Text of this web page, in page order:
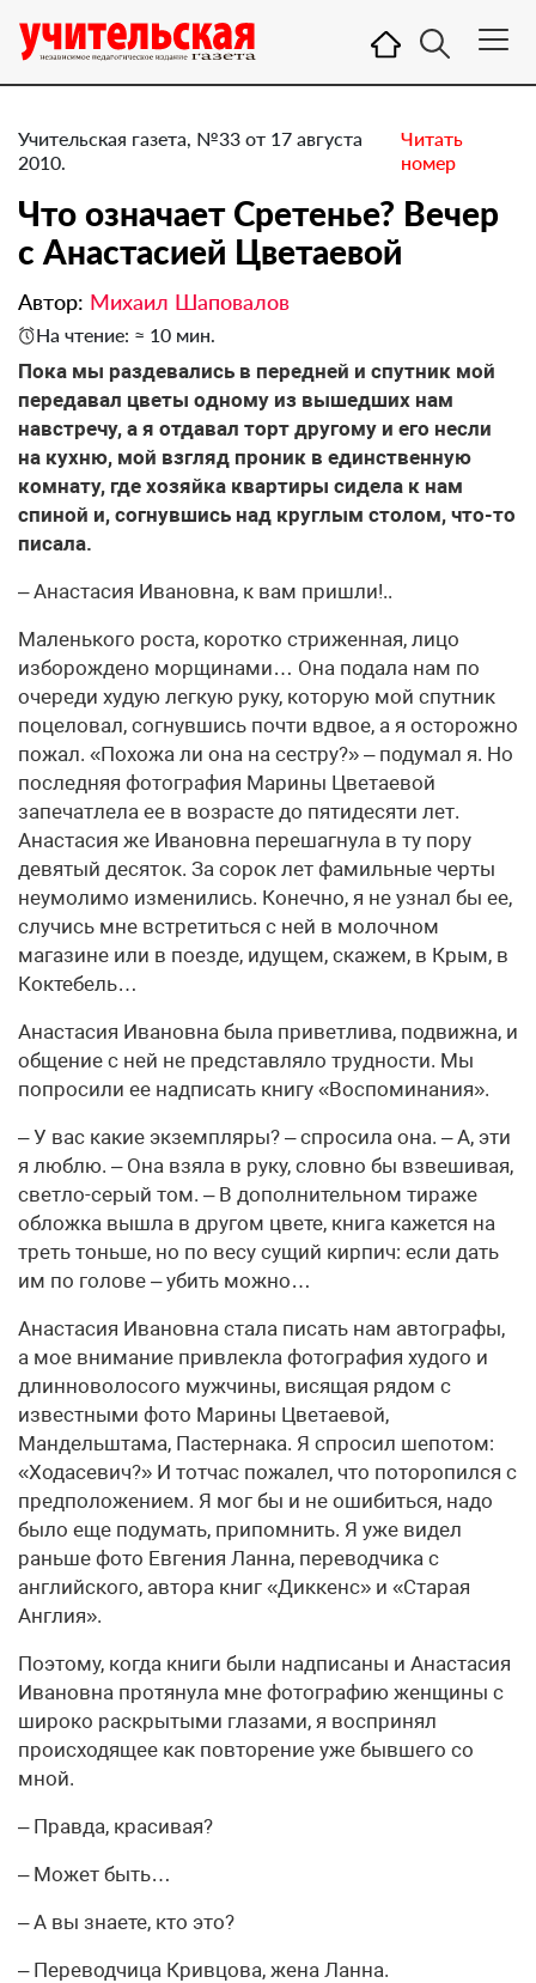
Учительская газета, №33 от 17 августа
2010.
Читать
номер
Что означает Сретенье? Вечер
с Анастасией Цветаевой
Автор: Михаил Шаповалов
На чтение: ≈ 10 мин.
Пока мы раздевались в передней и спутник мой
передавал цветы одному из вышедших нам
навстречу, а я отдавал торт другому и его несли
на кухню, мой взгляд проник в единственную
комнату, где хозяйка квартиры сидела к нам
спиной и, согнувшись над круглым столом, что-то
писала.
– Анастасия Ивановна, к вам пришли!..
Маленького роста, коротко стриженная, лицо
изборождено морщинами… Она подала нам по
очереди худую легкую руку, которую мой спутник
поцеловал, согнувшись почти вдвое, а я осторожно
пожал. «Похожа ли она на сестру?» – подумал я. Но
последняя фотография Марины Цветаевой
запечатлела ее в возрасте до пятидесяти лет.
Анастасия же Ивановна перешагнула в ту пору
девятый десяток. За сорок лет фамильные черты
неумолимо изменились. Конечно, я не узнал бы ее,
случись мне встретиться с ней в молочном
магазине или в поезде, идущем, скажем, в Крым, в
Коктебель…
Анастасия Ивановна была приветлива, подвижна, и
общение с ней не представляло трудности. Мы
попросили ее надписать книгу «Воспоминания».
– У вас какие экземпляры? – спросила она. – А, эти
я люблю. – Она взяла в руку, словно бы взвешивая,
светло-серый том. – В дополнительном тираже
обложка вышла в другом цвете, книга кажется на
треть тоньше, но по весу сущий кирпич: если дать
им по голове – убить можно…
Анастасия Ивановна стала писать нам автографы,
а мое внимание привлекла фотография худого и
длинноволосого мужчины, висящая рядом с
известными фото Марины Цветаевой,
Мандельштама, Пастернака. Я спросил шепотом:
«Ходасевич?» И тотчас пожалел, что поторопился с
предположением. Я мог бы и не ошибиться, надо
было еще подумать, припомнить. Я уже видел
раньше фото Евгения Ланна, переводчика с
английского, автора книг «Диккенс» и «Старая
Англия».
Поэтому, когда книги были надписаны и Анастасия
Ивановна протянула мне фотографию женщины с
широко раскрытыми глазами, я воспринял
происходящее как повторение уже бывшего со
мной.
– Правда, красивая?
– Может быть…
– А вы знаете, кто это?
– Переводчица Кривцова, жена Ланна.